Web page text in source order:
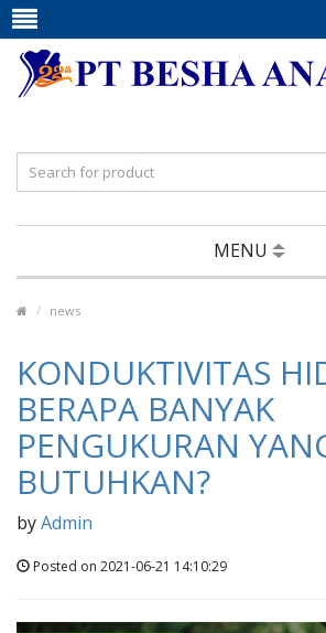
MENU
news
KONDUKTIVITAS
BERAPA BANYAK
PENGUKURAN
BUTUHKAN?
byAdmin
Posted on 2021-06-21 14:10:29